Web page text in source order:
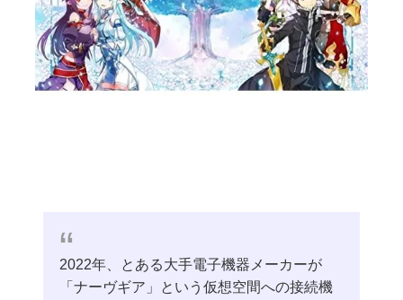
2022年、とある大手電子機器メーカーが
「ナーヴギア」という仮想空間への接続機